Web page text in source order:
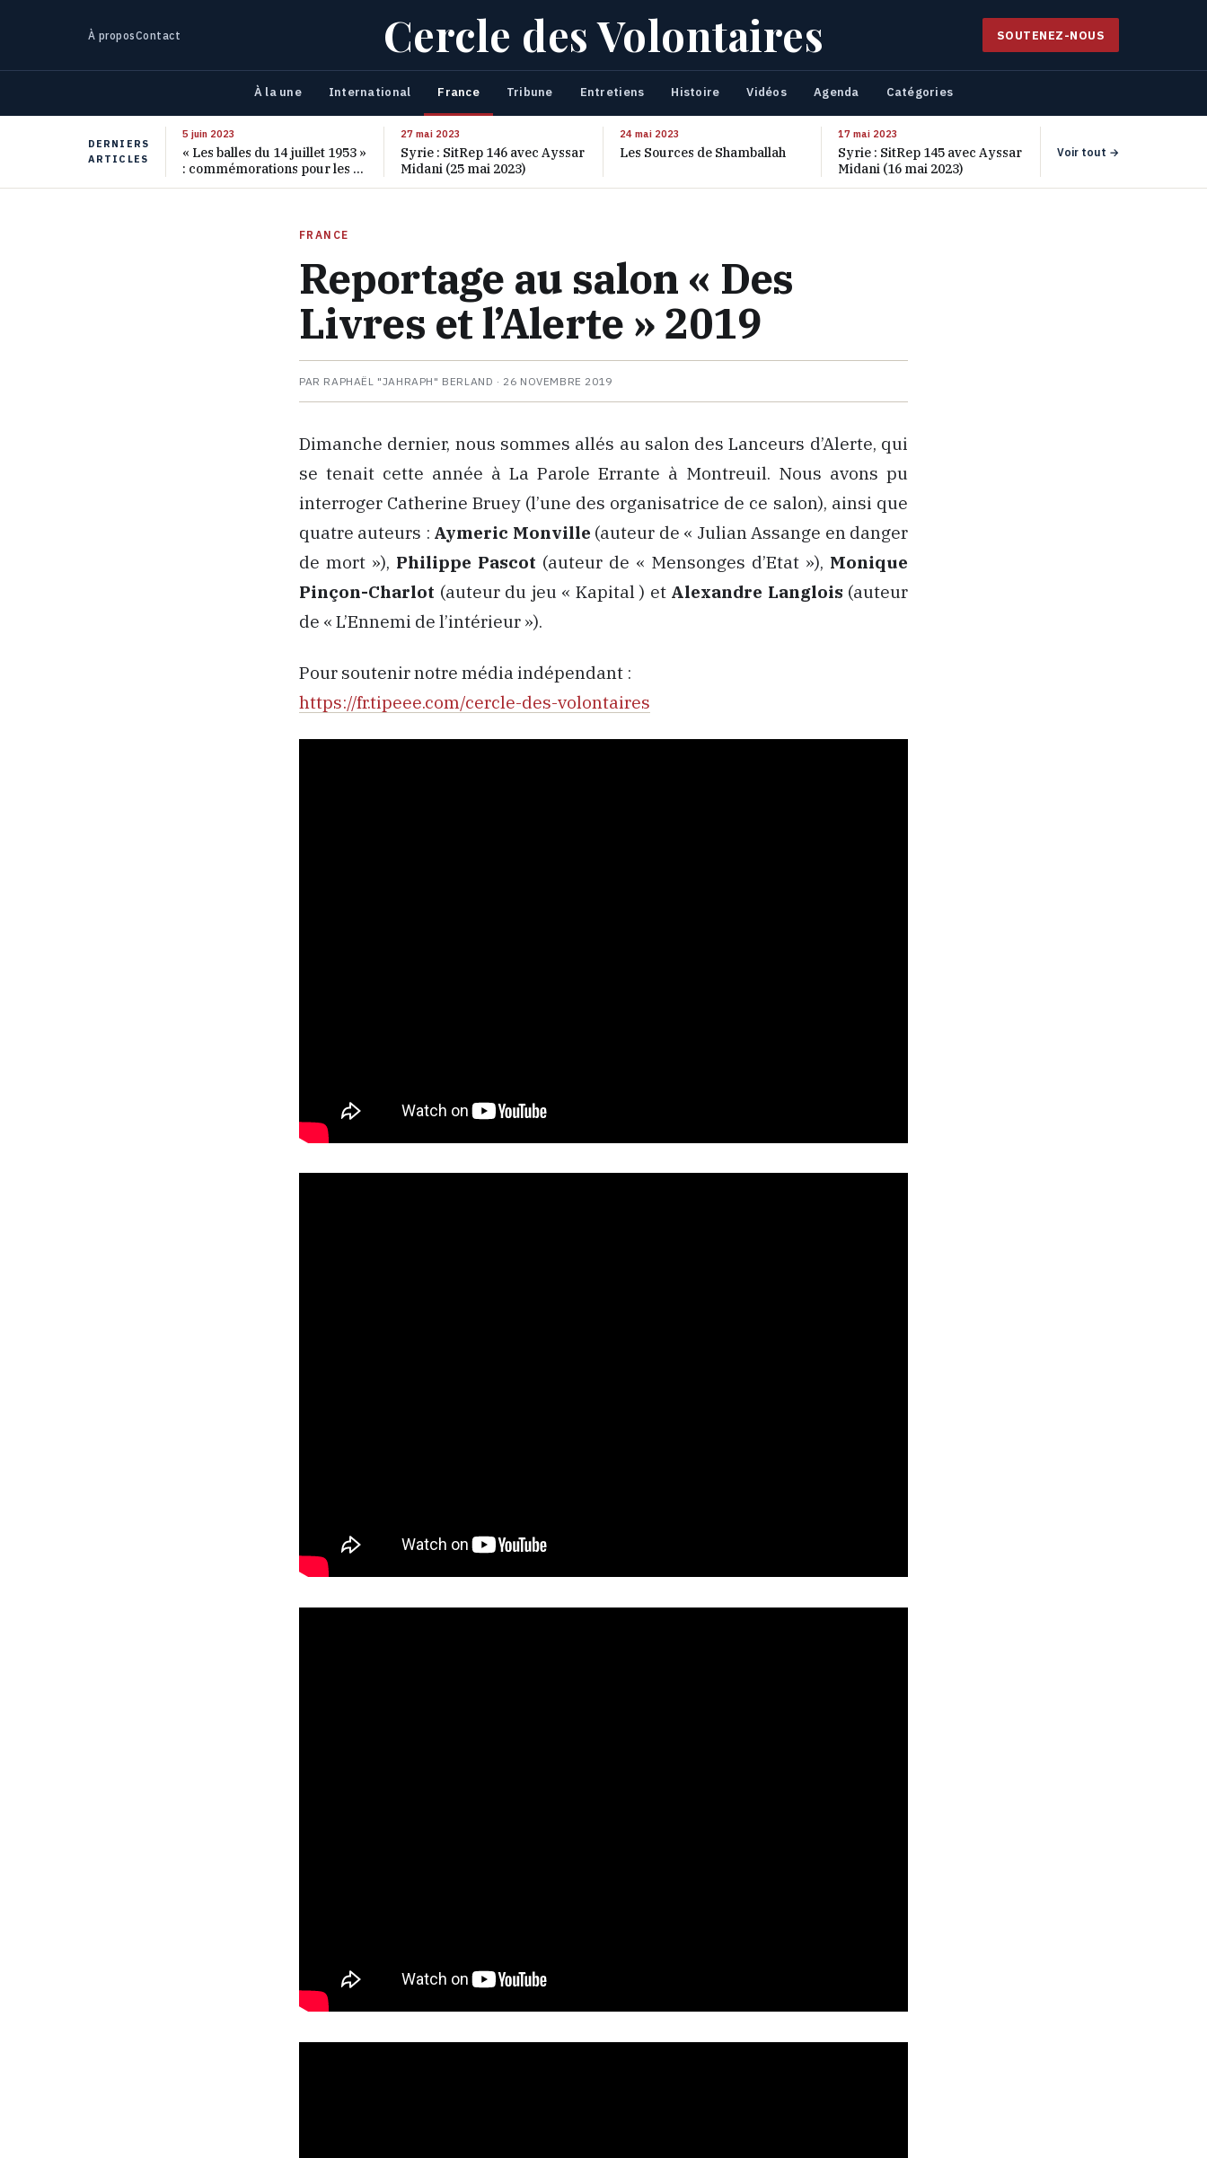
À proposContact Cercle des Volontaires SOUTENEZ-NOUS
À la une International France Tribune Entretiens Histoire Vidéos Agenda Catégories
DERNIERS
ARTICLES
5 juin 2023
« Les balles du 14 juillet 1953 »
: commémorations pour les 70
ans de ce massacre oublié
27 mai 2023
Syrie : SitRep 146 avec Ayssar
Midani (25 mai 2023)
24 mai 2023
Les Sources de Shamballah
17 mai 2023
Syrie : SitRep 145 avec Ayssar
Midani (16 mai 2023)
Voir tout →
FRANCE
Reportage au salon « Des
Livres et l’Alerte » 2019
PAR RAPHAËL "JAHRAPH" BERLAND · 26 NOVEMBRE 2019
Dimanche dernier, nous sommes allés au salon des Lanceurs d’Alerte, qui
se tenait cette année à La Parole Errante à Montreuil. Nous avons pu
interroger Catherine Bruey (l’une des organisatrice de ce salon), ainsi que
quatre auteurs : Aymeric Monville (auteur de « Julian Assange en danger
de mort »), Philippe Pascot (auteur de « Mensonges d’Etat »), Monique
Pinçon-Charlot (auteur du jeu « Kapital ) et Alexandre Langlois (auteur
de « L’Ennemi de l’intérieur »).
Pour soutenir notre média indépendant :
https://fr.tipeee.com/cercle-des-volontaires